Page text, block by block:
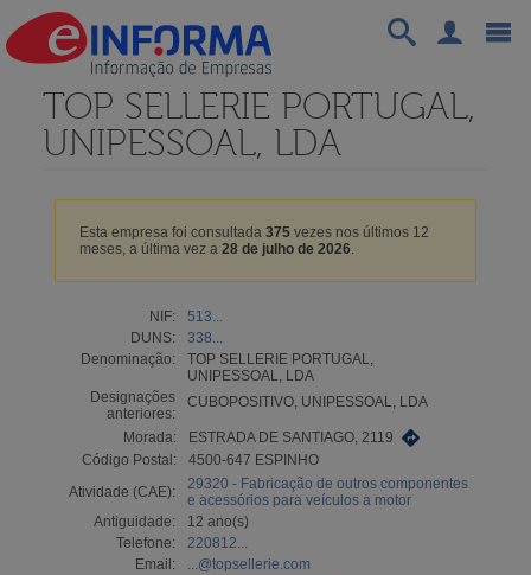
TOP SELLERIE PORTUGAL,
UNIPESSOAL, LDA
Esta empresa foi consultada 375vezes nos últimos 12
meses, a última vez a 28 de julho de 2026.
NIF:
513...
DUNS:
338...
Denominação:
TOP SELLERIE PORTUGAL,
UNIPESSOAL, LDA
Designações
anteriores:
CUBOPOSITIVO, UNIPESSOAL, LDA
Morada:
ESTRADA DE SANTIAGO, 2119
Código Postal:
4500-647 ESPINHO
Atividade (CAE):
29320 - Fabricação de outros componentes
e acessórios para veículos a motor
Antiguidade:
12 ano(s)
Telefone:
220812...
Email:
...@topsellerie.com